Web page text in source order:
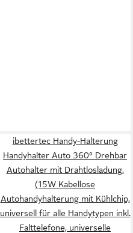
ibettertec Handy-Halterung
Handyhalter Auto 360° Drehbar
Autohalter mit Drahtlosladung,
(15W Kabellose
Autohandyhalterung mit Kühlchip,
universell für alle Handytypen inkl.
Falttelefone, universelle